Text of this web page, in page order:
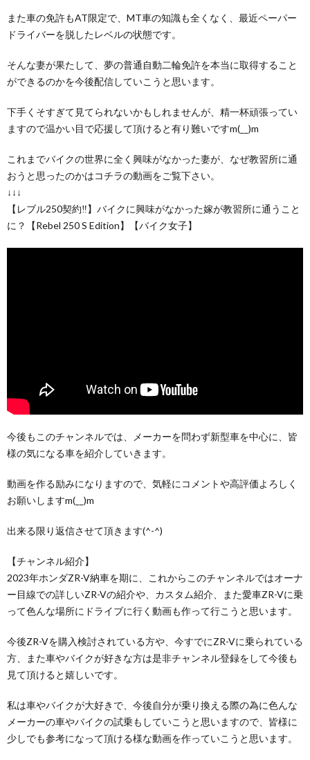
また車の免許もAT限定で、MT車の知識も全くなく、最近ペーパー
ドライバーを脱したレベルの状態です。
そんな妻が果たして、夢の普通自動二輪免許を本当に取得すること
ができるのかを今後配信していこうと思います。
下手くそすぎて見てられないかもしれませんが、精一杯頑張ってい
ますので温かい目で応援して頂けると有り難いですm(__)m
これまでバイクの世界に全く興味がなかった妻が、なぜ教習所に通
おうと思ったのかはコチラの動画をご覧下さい。
↓↓↓
【レブル250契約‼】バイクに興味がなかった嫁が教習所に通うこと
に？【Rebel 250 S Edition】【バイク女子】
今後もこのチャンネルでは、メーカーを問わず新型車を中心に、皆
様の気になる車を紹介していきます。
動画を作る励みになりますので、気軽にコメントや高評価よろしく
お願いしますm(__)m
出来る限り返信させて頂きます(^-^)
【チャンネル紹介】
2023年ホンダZR-V納車を期に、これからこのチャンネルではオーナ
ー目線での詳しいZR-Vの紹介や、カスタム紹介、また愛車ZR-Vに乗
って色んな場所にドライブに行く動画も作って行こうと思います。
今後ZR-Vを購入検討されている方や、今すでにZR-Vに乗られている
方、また車やバイクが好きな方は是非チャンネル登録をして今後も
見て頂けると嬉しいです。
私は車やバイクが大好きで、今後自分が乗り換える際の為に色んな
メーカーの車やバイクの試乗もしていこうと思いますので、皆様に
少しでも参考になって頂ける様な動画を作っていこうと思います。